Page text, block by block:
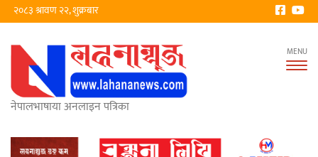
२०८३ श्रावण २२, शुक्रबार
नेपालभाषाया अनलाइन पत्रिका